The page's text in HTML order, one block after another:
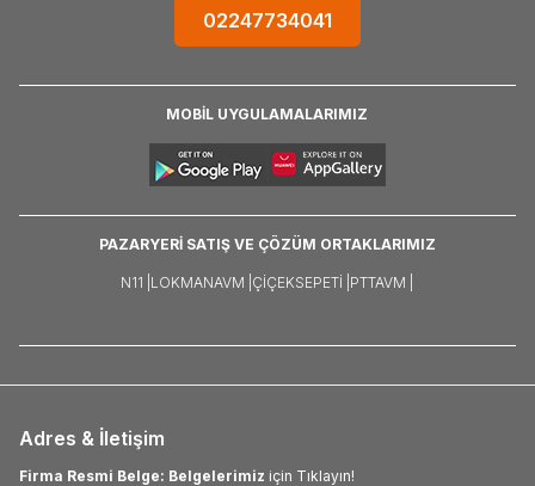
02247734041
MOBİL UYGULAMALARIMIZ
PAZARYERİ SATIŞ VE ÇÖZÜM ORTAKLARIMIZ
N11 | LOKMANAVM | ÇIÇEKSEPETI | PTTAVM |
Adres & İletişim
Firma Resmi Belge: Belgelerimiz için Tıklayın!